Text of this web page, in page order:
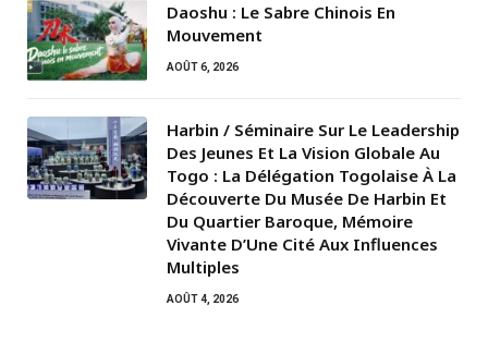
Daoshu : Le Sabre Chinois En
Mouvement
AOÛT 6, 2026
Harbin / Séminaire Sur Le Leadership
Des Jeunes Et La Vision Globale Au
Togo : La Délégation Togolaise À La
Découverte Du Musée De Harbin Et
Du Quartier Baroque, Mémoire
Vivante D’Une Cité Aux Influences
Multiples
AOÛT 4, 2026